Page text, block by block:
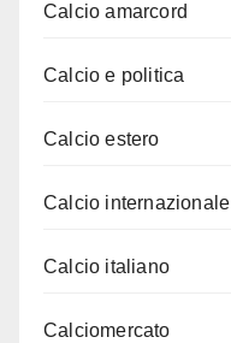
Calcio amarcord
Calcio e politica
Calcio estero
Calcio internazionale
Calcio italiano
Calciomercato